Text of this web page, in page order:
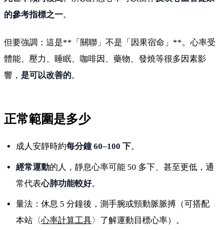
的參考指標之一。
但要強調：這是**「關聯」不是「因果宿命」**。心率受
體能、壓力、睡眠、咖啡因、藥物、發燒等很多因素影
響， 是可以改善的。
正常範圍是多少
成人安靜時約每分鐘 60–100 下。
經常運動的人，靜息心率可能 50 多下、甚至更低，通
常代表心肺功能較好。
量法：休息 5 分鐘後，測手腕或頸動脈脈搏（可搭配
本站〈心率計算工具〉了解運動目標心率）。